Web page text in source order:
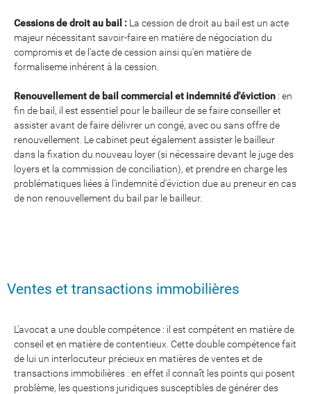
Cessions de droit au bail : La cession de droit au bail est un acte
majeur nécessitant savoir-faire en matière de négociation du
compromis et de l'acte de cession ainsi qu'en matière de
formaliseme inhérent à la cession.
Renouvellement de bail commercial et indemnité d'éviction : en
fin de bail, il est essentiel pour le bailleur de se faire conseiller et
assister avant de faire délivrer un congé, avec ou sans offre de
renouvellement. Le cabinet peut également assister le bailleur
dans la fixation du nouveau loyer (si nécessaire devant le juge des
loyers et la commission de conciliation), et prendre en charge les
problématiques liées à l'indemnité d'éviction due au preneur en cas
de non renouvellement du bail par le bailleur.
Ventes et transactions immobilières
L'avocat a une double compétence : il est compétent en matière de
conseil et en matière de contentieux. Cette double compétence fait
de lui un interlocuteur précieux en matières de ventes et de
transactions immobilières : en effet il connaît les points qui posent
problème, les questions juridiques susceptibles de générer des